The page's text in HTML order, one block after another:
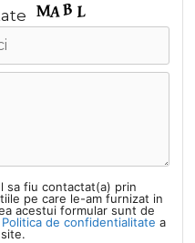
sa fiu contactat(a) prin
pe care le-am furnizat in
acestui formular sunt de
Politica de confidentialitate a